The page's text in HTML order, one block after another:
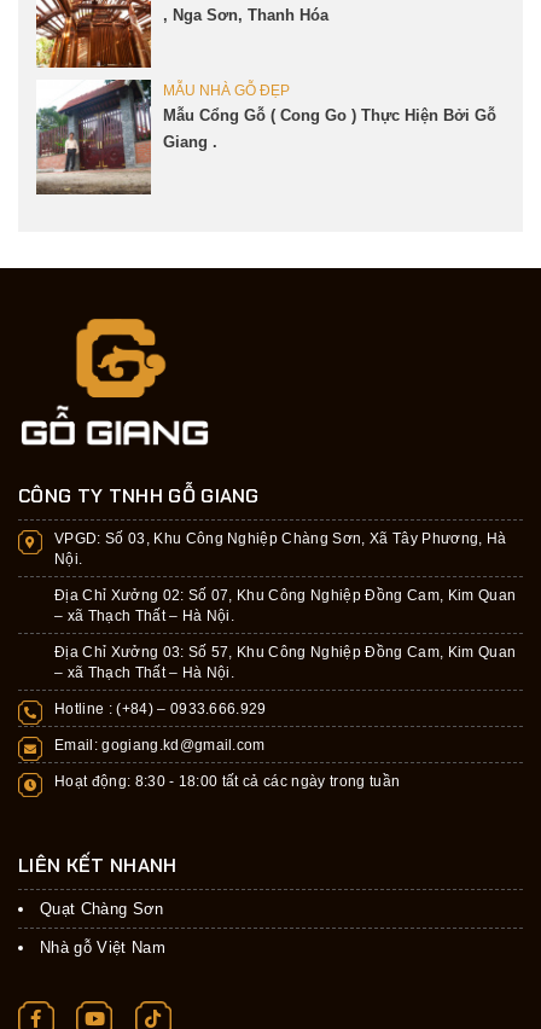
, Nga Sơn, Thanh Hóa
MẪU NHÀ GỖ ĐẸP
Mẫu Cổng Gỗ ( Cong Go ) Thực Hiện Bởi Gỗ
Giang .
CÔNG TY TNHH GỖ GIANG
VPGD: Số 03, Khu Công Nghiệp Chàng Sơn, Xã Tây Phương, Hà
Nội.
Địa Chỉ Xưởng 02: Số 07, Khu Công Nghiệp Đồng Cam, Kim Quan
– xã Thạch Thất – Hà Nội.
Địa Chỉ Xưởng 03: Số 57, Khu Công Nghiệp Đồng Cam, Kim Quan
– xã Thạch Thất – Hà Nội.
Hotline : (+84) – 0933.666.929
Email:gogiang.kd@gmail.com
Hoạt động: 8:30 - 18:00 tất cả các ngày trong tuần
LIÊN KẾT NHANH
Quạt Chàng Sơn
Nhà gỗ Việt Nam